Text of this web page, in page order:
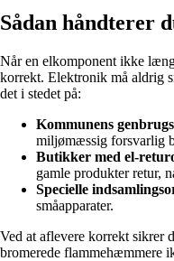
Sådan håndterer
Når en elkomponent ikke
korrekt. Elektronik må aldrig
det i stedet på:
Kommunens
miljømæssig forsvarlig
Butikker med el-
gamle produkter retur,
Specielle
småapparater.
Ved at aflevere korrekt sikrer
bromerede flammehæmmere